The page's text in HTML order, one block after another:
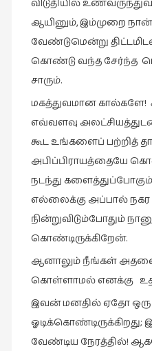
விடுதியில்
ஆயினும், இம்முறை
வேண்டுமென்று
கொண்டு வந்த சேர்ந்த
சாரும்.
மகத்துவமான
எவ்வளவு
கூட உங்களைப் பற்றித்
அபிப்பிராயத்தையே
நடந்து
எல்லைக்கு அப்பால்
நின்றுவிடும்போதும்
கொண்டிருக்கிறேன்.
ஆனாலும் நீங்கள்
கொள்ளாமல் எனக்கு
இவன் மனதில் ஏதோ ஒரு
ஓடிக்கொண்டிருக்கிறது;
வேண்டிய நேரத்தில்!